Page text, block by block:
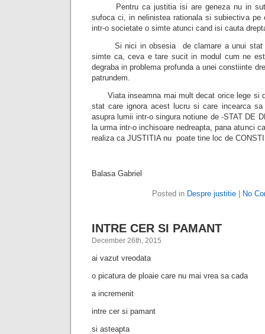
Pentru ca justitia isi are geneza nu in
sufoca ci, in nelinistea rationala si subiectiva pe
intr-o societate o simte atunci cand isi cauta
Si nici in obsesia de clamare a unui stat
simte ca, ceva e tare sucit in modul cum ne
degraba in problema profunda a unei constiinte
patrundem.
Viata inseamna mai mult decat orice lege si
stat care ignora acest lucru si care incearca
asupra lumii intr-o singura notiune de -STAT DE
la urma intr-o inchisoare nedreapta, pana atunci
realiza ca JUSTITIA nu poate tine loc de
Balasa Gabriel
Posted in Despre justitie| No
INTRE CER SI PAMANT
December 26th, 2015
ai vazut vreodata
o picatura de ploaie care nu mai vrea sa cada
a incremenit
intre cer si pamant
si asteapta